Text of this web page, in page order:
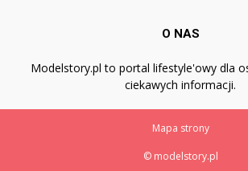
O NAS
Modelstory.pl to portal lifestyle'owy dla
ciekawych informacji.
Mapa strony
© modelstory.pl